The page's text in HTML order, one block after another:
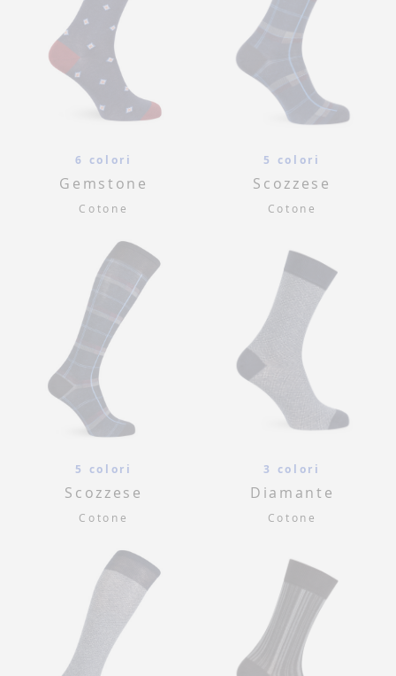
6 colori
Gemstone
Cotone
5 colori
Scozzese
Cotone
5 colori
Scozzese
Cotone
3 colori
Diamante
Cotone